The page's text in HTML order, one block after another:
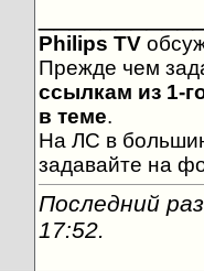
Philips TV
Прежде чем
ссылкам из 1-
в теме.
На ЛС в
задавайте на
Последний
17:52.